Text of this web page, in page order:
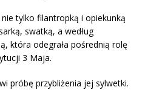
tylko filantropką i opiekunką
swatką, a według
która odegrała pośrednią rolę
3 Maja.
próbę przybliżenia jej sylwetki.